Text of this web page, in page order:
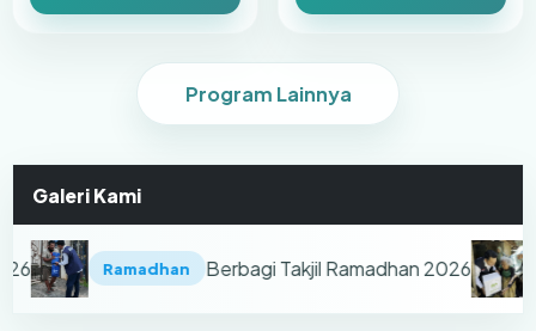
Program Lainnya
Galeri Kami
Ramadhan Berbagi Takjil Ramadhan 2026